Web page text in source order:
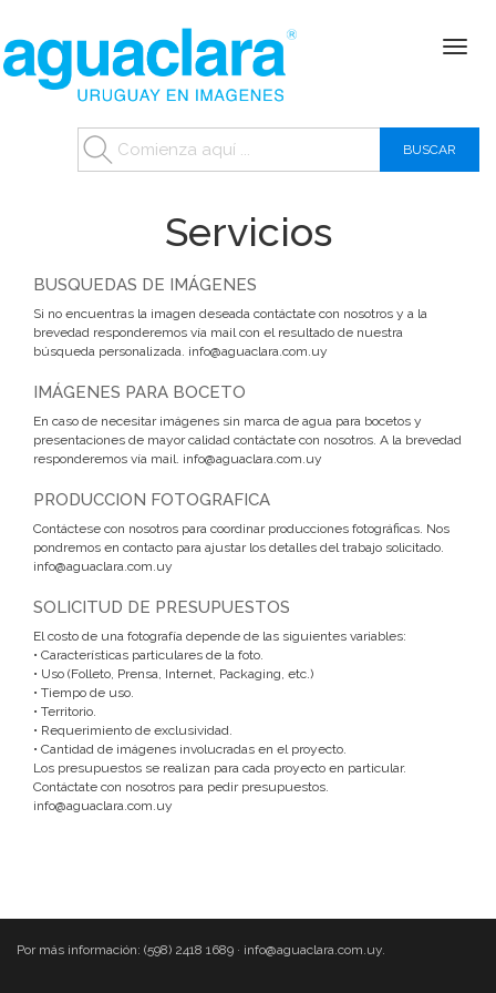
Toggle
Servicios
BUSQUEDAS DE IMÁGENES
Si no encuentras la imagen deseada contáctate con nosotros y a la
brevedad responderemos vía mail con el resultado de nuestra
búsqueda personalizada. info@aguaclara.com.uy
IMÁGENES PARA BOCETO
En caso de necesitar imágenes sin marca de agua para bocetos y
presentaciones de mayor calidad contáctate con nosotros. A la brevedad
responderemos vía mail. info@aguaclara.com.uy
PRODUCCION FOTOGRAFICA
Contáctese con nosotros para coordinar producciones fotográficas. Nos
pondremos en contacto para ajustar los detalles del trabajo solicitado.
info@aguaclara.com.uy
SOLICITUD DE PRESUPUESTOS
El costo de una fotografía depende de las siguientes variables:
• Características particulares de la foto.
• Uso (Folleto, Prensa, Internet, Packaging, etc.)
• Tiempo de uso.
• Territorio.
• Requerimiento de exclusividad.
• Cantidad de imágenes involucradas en el proyecto.
Los presupuestos se realizan para cada proyecto en particular.
Contáctate con nosotros para pedir presupuestos.
info@aguaclara.com.uy
Por más información: (598) 2418 1689 · info@aguaclara.com.uy.